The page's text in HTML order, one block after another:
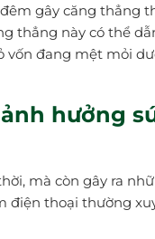
gây căng thẳng
thẳng này có thể
đang mệt mỏi
hưởng
mà còn gây ra
điện thoại thường